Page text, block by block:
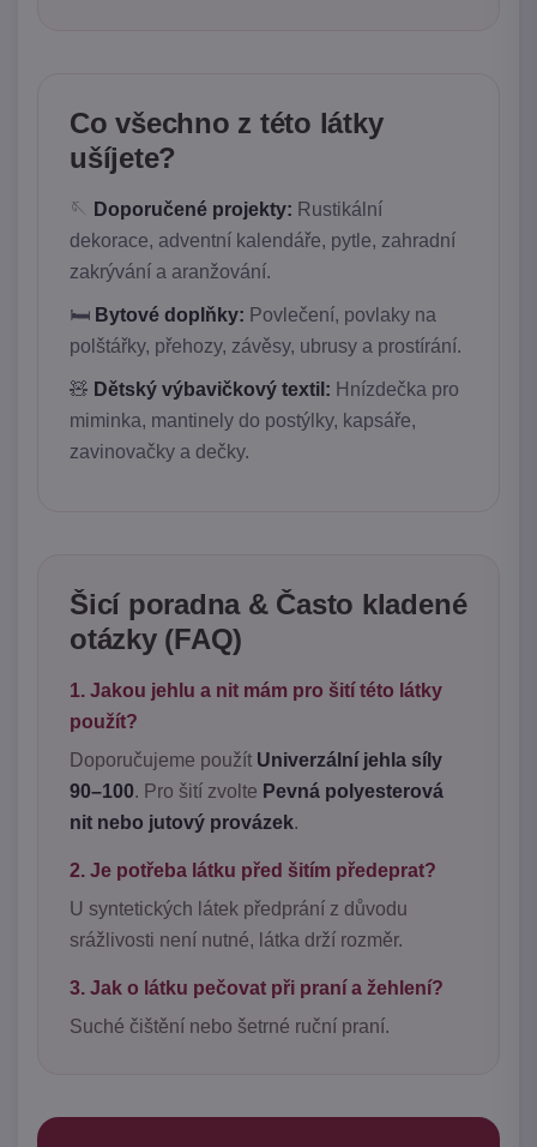
Co všechno z této látky
ušíjete?
🪡 Doporučené projekty: Rustikální
dekorace, adventní kalendáře, pytle, zahradní
zakrývání a aranžování.
🛏️ Bytové doplňky: Povlečení, povlaky na
polštářky, přehozy, závěsy, ubrusy a prostírání.
🧸 Dětský výbavičkový textil: Hnízdečka pro
miminka, mantinely do postýlky, kapsáře,
zavinovačky a dečky.
Šicí poradna & Často kladené
otázky (FAQ)
1. Jakou jehlu a nit mám pro šití této látky
použít?
Doporučujeme použít Univerzální jehla síly
90–100. Pro šití zvolte Pevná polyesterová
nit nebo jutový provázek.
2. Je potřeba látku před šitím předeprat?
U syntetických látek předprání z důvodu
srážlivosti není nutné, látka drží rozměr.
3. Jak o látku pečovat při praní a žehlení?
Suché čištění nebo šetrné ruční praní.